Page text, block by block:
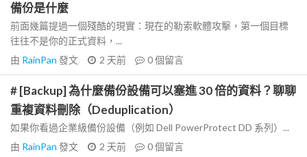
備份是什麼
前面幾篇提過一個殘酷的現實：現在的勒索軟體攻擊，第一個目標
往往不是你的正式資料，...
由 RainPan 發文 2 天前 0個留言
# [Backup] 為什麼備份設備可以塞進 30 倍的資料？聊聊
重複資料刪除（Deduplication）
如果你看過企業級備份設備（例如 Dell PowerProtect DD 系列）...
由 RainPan 發文 2 天前 0個留言